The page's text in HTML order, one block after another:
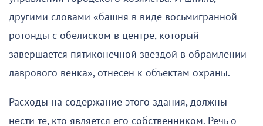
другими словами «башня в виде восьмигранной
ротонды с обелиском в центре, который
завершается пятиконечной звездой в обрамлении
лаврового венка», отнесен к объектам охраны.
Расходы на содержание этого здания, должны
нести те, кто является его собственником. Речь о